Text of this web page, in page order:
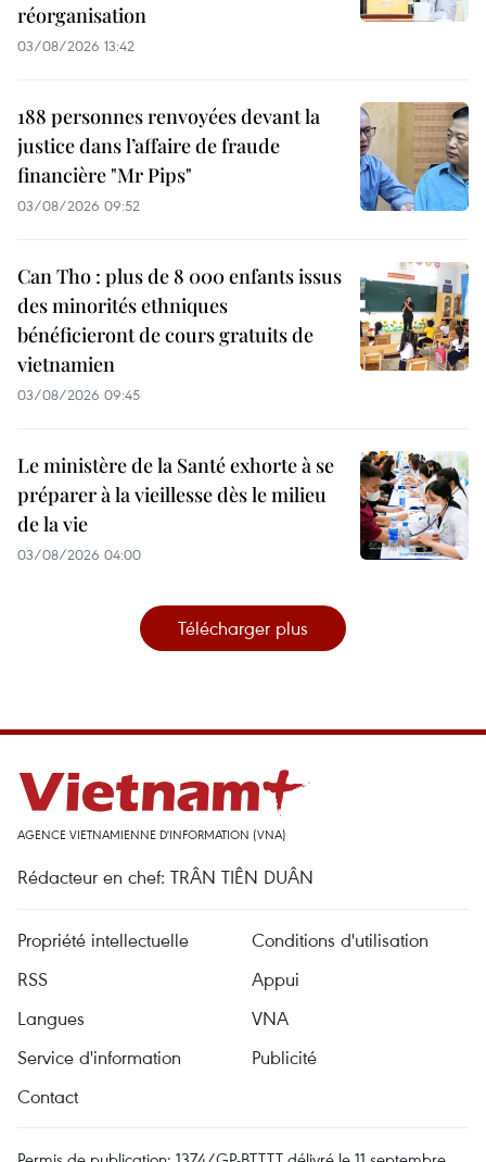
réorganisation
03/08/2026 13:42
188 personnes renvoyées devant la
justice dans l’affaire de fraude
financière "Mr Pips"
03/08/2026 09:52
Can Tho : plus de 8 000 enfants issus
des minorités ethniques
bénéficieront de cours gratuits de
vietnamien
03/08/2026 09:45
Le ministère de la Santé exhorte à se
préparer à la vieillesse dès le milieu
de la vie
03/08/2026 04:00
Télécharger plus
AGENCE VIETNAMIENNE D'INFORMATION (VNA)
Rédacteur en chef: TRÂN TIÊN DUÂN
Propriété intellectuelle
Conditions d'utilisation
RSS
Appui
Langues
VNA
Service d'information
Publicité
Contact